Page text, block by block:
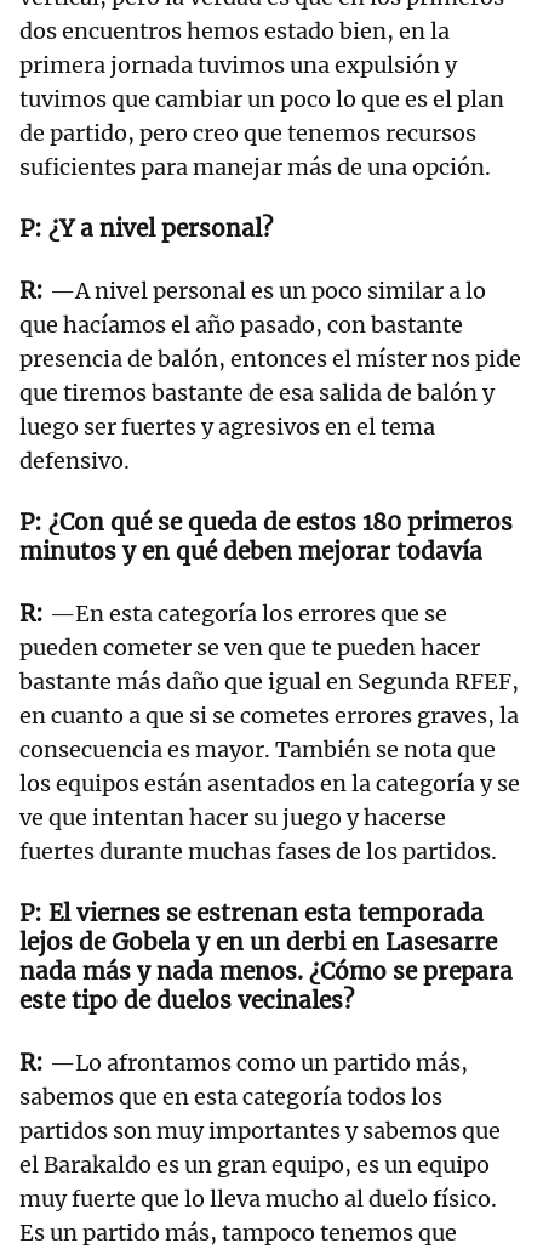
dos encuentros hemos estado bien, en la
primera jornada tuvimos una expulsión y
tuvimos que cambiar un poco lo que es el plan
de partido, pero creo que tenemos recursos
suficientes para manejar más de una opción.
¿Y a nivel personal?
—A nivel personal es un poco similar a lo
que hacíamos el año pasado, con bastante
presencia de balón, entonces el míster nos pide
que tiremos bastante de esa salida de balón y
luego ser fuertes y agresivos en el tema
defensivo.
¿Con qué se queda de estos 180 primeros
minutos y en qué deben mejorar todavía
—En esta categoría los errores que se
pueden cometer se ven que te pueden hacer
bastante más daño que igual en Segunda RFEF,
en cuanto a que si se cometes errores graves, la
consecuencia es mayor. También se nota que
los equipos están asentados en la categoría y se
ve que intentan hacer su juego y hacerse
fuertes durante muchas fases de los partidos.
El viernes se estrenan esta temporada
lejos de Gobela y en un derbi en Lasesarre
nada más y nada menos. ¿Cómo se prepara
este tipo de duelos vecinales?
—Lo afrontamos como un partido más,
sabemos que en esta categoría todos los
partidos son muy importantes y sabemos que
el Barakaldo es un gran equipo, es un equipo
muy fuerte que lo lleva mucho al duelo físico.
Es un partido más, tampoco tenemos que